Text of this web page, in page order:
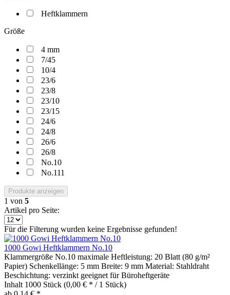
Heftklammern
Größe
4 mm
7/45
10/4
23/6
23/8
23/10
23/15
24/6
24/8
26/6
26/8
No.10
No.111
Produkte anzeigen
1 von 5
Artikel pro Seite:
Für die Filterung wurden keine Ergebnisse gefunden!
1000 Gowi Heftklammern No.10
Klammergröße No.10 maximale Heftleistung: 20 Blatt (80 g/m²
Papier) Schenkellänge: 5 mm Breite: 9 mm Material: Stahldraht
Beschichtung: verzinkt geeignet für Büroheftgeräte
Inhalt 1000 Stück (0,00 € * / 1 Stück)